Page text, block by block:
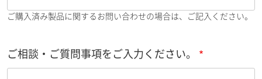
ご購入済み製品に関するお問い合わせの場合は、ご記入ください。
ご相談・ご質問事項をご入力ください。